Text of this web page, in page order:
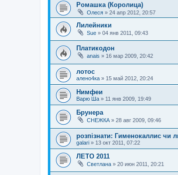
Ромашка (Королица)
Олеся » 24 апр 2012, 20:57
Лилейники
Sue » 04 янв 2011, 09:43
Платикодон
anais » 16 мар 2009, 20:42
лотос
алено4ка » 15 май 2012, 20:24
Нимфеи
Варю Ша » 11 янв 2009, 19:49
Брунера
СНЕЖКА » 28 авг 2009, 09:46
розпізнати: Гименокаллис чи
galari » 13 окт 2011, 07:22
ЛЕТО 2011
Светлана » 20 июн 2011, 20:21